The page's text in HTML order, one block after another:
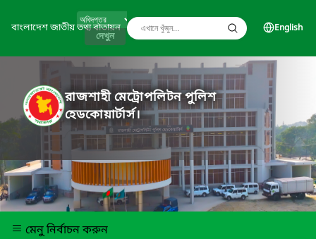
বাংলাদেশ জাতীয় তথ্য বাতায়ন
দেখুন
English
রাজশাহী মেট্রোপলিটন পুলিশ
হেডকোয়ার্টার্স।
মেনু নির্বাচন করুন